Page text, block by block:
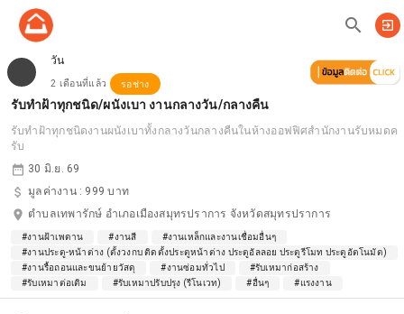
search exit_to_app
วัน
2 เดือนที่แล้ว รอช่าง
รับทำฝ้าทุกชนิด/ผนังเบา งานกลางวัน/กลางคืน
รับทำฝ้าทุกชนิดงานผนังเบาทั้งกลางวันกลางคืนในห้างออฟฟิศสำนักงานรับหมดค
รับ
date_range 30 มิ.ย. 69
attach_money มูลค่างาน : 999 บาท
location_on ตำบลเทพารักษ์ อำเภอเมืองสมุทรปราการ จังหวัดสมุทรปราการ
#งานฝ้าเพดาน #งานสี
#งานเหล็กและงานเชื่อมอื่นๆ
#งานประตู-หน้าต่าง (ตั้งวงกบ ติดตั้งประตูหน้าต่าง ประตูอัลลอย ประตูรีโมท ประตูอัตโนมัต)
#งานรื้อถอนและขนย้ายวัสดุ
#งานซ่อมทั่วไป
#รับเหมาก่อสร้าง
#รับเหมาต่อเติม
#รับเหมาปรับปรุง (รีโนเวท) #อื่นๆ #แรงงาน